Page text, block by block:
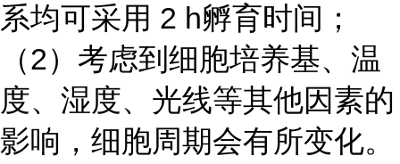
系均可采用 2 h孵育时间；
（2）考虑到细胞培养基、温
度、湿度、光线等其他因素的
影响，细胞周期会有所变化。